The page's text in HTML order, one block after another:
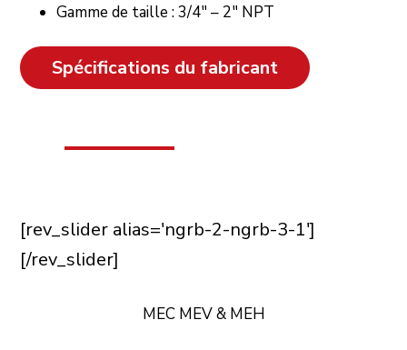
Gamme de taille : 3/4″ – 2″ NPT
Spécifications du fabricant
[rev_slider alias='ngrb-2-ngrb-3-1']
[/rev_slider]
MEC MEV & MEH